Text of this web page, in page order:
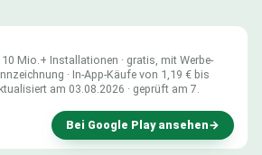
10 Mio.+ Installationen · gratis, mit Werbe-
· In-App-Käufe von 1,19 € bis
am 03.08.2026 · geprüft am 7.
Bei Google Play ansehen→